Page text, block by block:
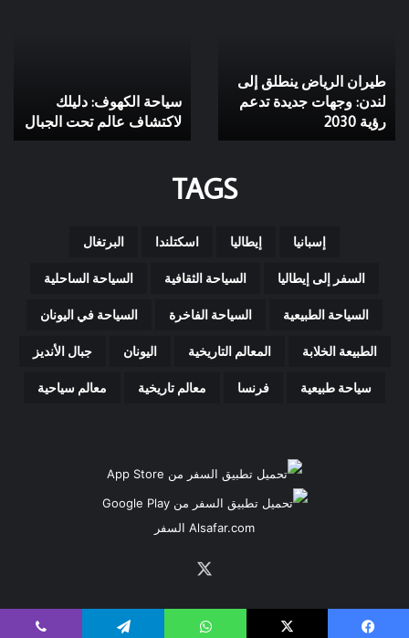
وجهات
جديدة
تدعم
رؤية
طيران الرياض ينطلق إلى
لندن: وجهات جديدة تدعم
رؤية 2030
الجبال
سياحة الكهوف: دليلك
لاكتشاف عالم تحت الجبال
TAGS
إسبانيا إيطاليا اسكتلندا البرتغال
السفر إلى إيطاليا السياحة الثقافية السياحة الساحلية
السياحة الطبيعية السياحة الفاخرة السياحة في اليونان
الطبيعة الخلابة المعالم التاريخية اليونان جبال الأنديز
سياحة طبيعية فرنسا معالم تاريخية معالم سياحية
Alsafar.com السفر